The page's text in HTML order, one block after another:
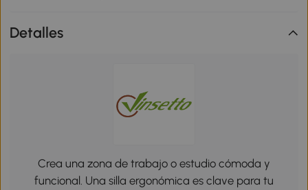
Detalles
Crea una zona de trabajo o estudio cómoda y
funcional. Una silla ergonómica es clave para tu